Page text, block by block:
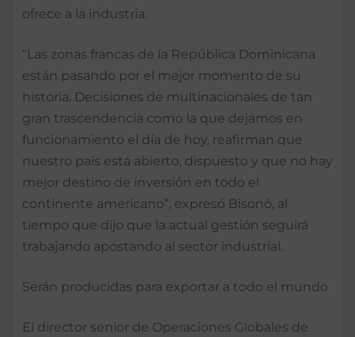
ofrece a la industria.
“Las zonas francas de la República Dominicana
están pasando por el mejor momento de su
historia. Decisiones de multinacionales de tan
gran trascendencia como la que dejamos en
funcionamiento el día de hoy, reafirman que
nuestro país está abierto, dispuesto y que no hay
mejor destino de inversión en todo el
continente americano”, expresó Bisonó, al
tiempo que dijo que la actual gestión seguirá
trabajando apostando al sector industrial.
Serán producidas para exportar a todo el mundo
El director senior de Operaciones Globales de